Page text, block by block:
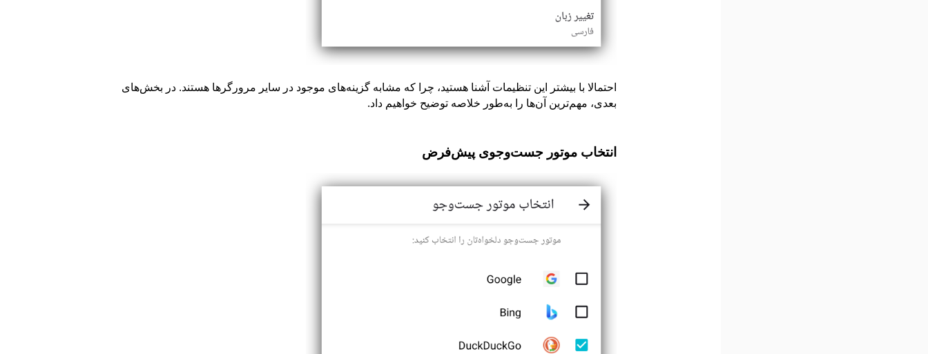
احتمالا با بیشتر این تنظیمات آشنا هستید، چرا که مشابه گزینه‌های موجود در سایر مرورگرها هستند. در بخش‌های
بعدی، مهم‌ترین آن‌ها را به‌طور خلاصه توضیح خواهیم داد.
انتخاب موتور جست‌وجوی پیش‌فرض